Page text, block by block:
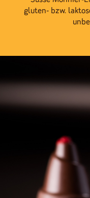
gluten- bzw.